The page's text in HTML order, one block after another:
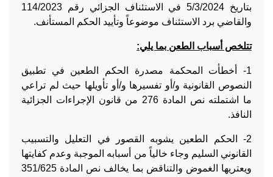
بتاريخ 5/3/2024 في الاستئناف الجزائي رقم 114/2023
والقاضي برد الاستئناف موضوعاً وتأييد الحكم المستأنف.
تتلخص أسباب الطعن بما يلي:
1- أخطأت المحكمة مصدرة الحكم الطعين في تطبيق
النصوص القانونية و/أو تفسيرها و/أو تأويلها حيث لم تراعي
ما اشتملته نص المادة 276 من قانون الإجراءات الجزائية
النافذ.
2- الحكم الطعين يشوبه القصور في التعليل والتسبيب
القانوني السليم وجاء خالياً من أسبابه الموجبة وعدم كفايتها
ويعتريها الغموض والتناقض بما يخالف نص المادة 351/625